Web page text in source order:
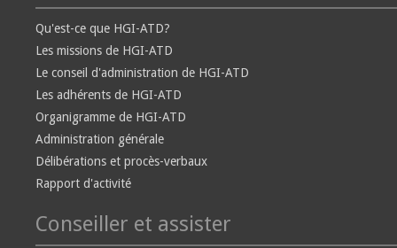
Qu'est-ce que HGI-ATD?
Les missions de HGI-ATD
Le conseil d'administration de HGI-ATD
Les adhérents de HGI-ATD
Organigramme de HGI-ATD
Administration générale
Délibérations et procès-verbaux
Rapport d'activité
Conseiller et assister